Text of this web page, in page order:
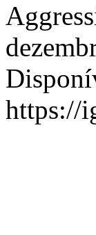
https://